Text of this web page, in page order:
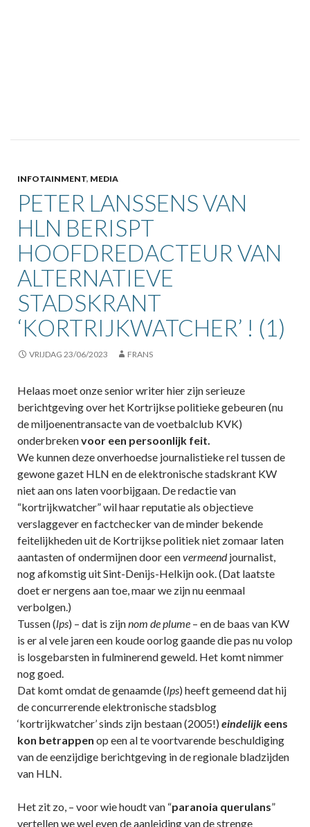
INFOTAINMENT, MEDIA
PETER LANSSENS VAN
HLN BERISPT
HOOFDREDACTEUR VAN
ALTERNATIEVE
STADSKRANT
‘KORTRIJKWATCHER’ ! (1)
VRIJDAG 23/06/2023 FRANS
Helaas moet onze senior writer hier zijn serieuze
berichtgeving over het Kortrijkse politieke gebeuren (nu
de miljoenentransacte van de voetbalclub KVK)
onderbrekenvoor een persoonlijk feit.
We kunnen deze onverhoedse journalistieke rel tussen de
gewone gazet HLN en de elektronische stadskrant KW
niet aan ons laten voorbijgaan. De redactie van
“kortrijkwatcher” wil haar reputatie als objectieve
verslaggever en factchecker van de minder bekende
feitelijkheden uit de Kortrijkse politiek niet zomaar laten
aantasten of ondermijnen door eenvermeendjournalist,
nog afkomstig uit Sint-Denijs-Helkijn ook. (Dat laatste
doet er nergens aan toe, maar we zijn nu eenmaal
verbolgen.)
Tussen (lps) – dat is zijnnom de plume – en de baas van KW
is er al vele jaren een koude oorlog gaande die pas nu volop
is losgebarsten in fulminerend geweld. Het komt nimmer
nog goed.
Dat komt omdat de genaamde (lps) heeft gemeend dat hij
de concurrerende elektronische stadsblog
‘kortrijkwatcher’ sinds zijn bestaan (2005!) eindelijk eens
kon betrappen op een al te voortvarende beschuldiging
van de eenzijdige berichtgeving in de regionale bladzijden
van HLN.
Het zit zo, – voor wie houdt van “paranoia querulans”
vertellen we wel even de aanleiding van de strenge